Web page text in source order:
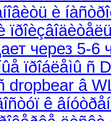
è
через 5-6
ïðîáëåìû ñ
dropbear â
ê